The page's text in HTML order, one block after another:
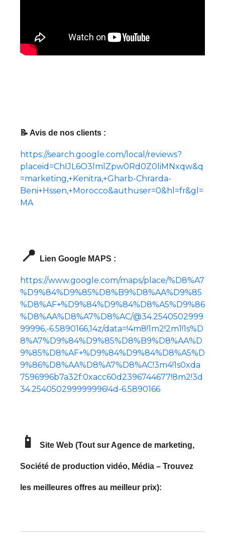
📝 Avis de nos clients :
https://search.google.com/local/reviews?
placeid=ChIJL6O3lmlZpw0Rd0Z0liMNxqw&q
=marketing,+Kenitra,+Gharb-Chrarda-
Beni+Hssen,+Morocco&authuser=0&hl=fr&gl=
MA
📍 Lien Google MAPS :
https://www.google.com/maps/place/%D8%A7
%D9%84%D9%85%D8%B9%D8%AA%D9%85
%D8%AF+%D9%84%D9%84%D8%A5%D9%86
%D8%AA%D8%A7%D8%AC/@34.2540502999
99996,-6.5890166,14z/data=!4m8!1m2!2m1!1s%D
8%A7%D9%84%D9%85%D8%B9%D8%AA%D
9%85%D8%AF+%D9%84%D9%84%D8%A5%D
9%86%D8%AA%D8%A7%D8%AC!3m4!1s0xda
7596996b7a32f:0xacc60d2396744677!8m2!3d
34.254050299999996!4d-6.5890166
📱 Site Web (Tout sur Agence de marketing,
Société de production vidéo, Média – Trouvez
les meilleures offres au meilleur prix):